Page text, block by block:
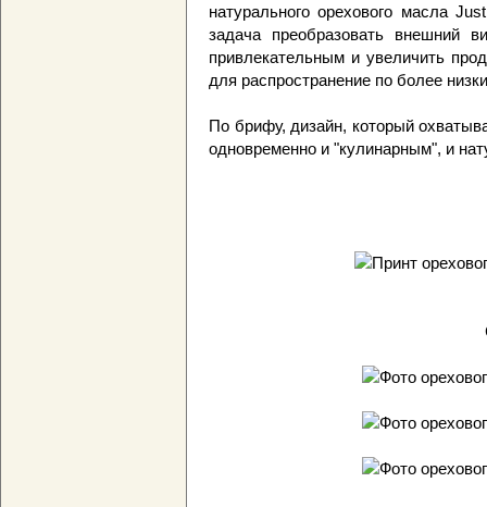
натурального орехового масла
задача преобразовать внешний
привлекательным и увеличить
для распространение по более
По брифу, дизайн, который
одновременно и "кулинарным", и